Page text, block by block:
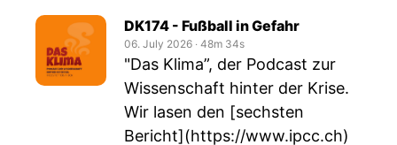
DK174 - Fußball in Gefahr
06. July 2026 ‧ 48m 34s
"Das Klima”, der Podcast zur
Wissenschaft hinter der Krise.
Wir lasen den [sechsten
Bericht](https://www.ipcc.ch)